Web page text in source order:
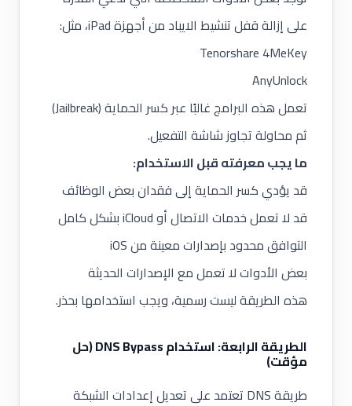
على إزالة قفل تنشيط الايباد من أجهزة iPad، مثل:
Tenorshare 4MeKey
AnyUnlock
تعمل هذه البرامج غالبًا عبركسر الحماية (Jailbreak)
ثم محاولة تجاوز شاشة التفعيل.
ما يجب معرفته قبل الاستخدام:
قد يؤدي كسر الحماية إلى فقدان بعض الوظائف
قد لا تعمل خدمات الاتصال أو iCloud بشكل كامل
التوافق محدود بإصدارات معينة من iOS
بعض الأدوات لا تعمل مع الإصدارات الحديثة
هذه الطريقة ليست رسمية، ويجب استخدامها بحذر.
الطريقة الرابعة: استخدام DNS Bypass (حل
مؤقت)
طريقة DNS تعتمد على
تعديل إعدادات الشبكة